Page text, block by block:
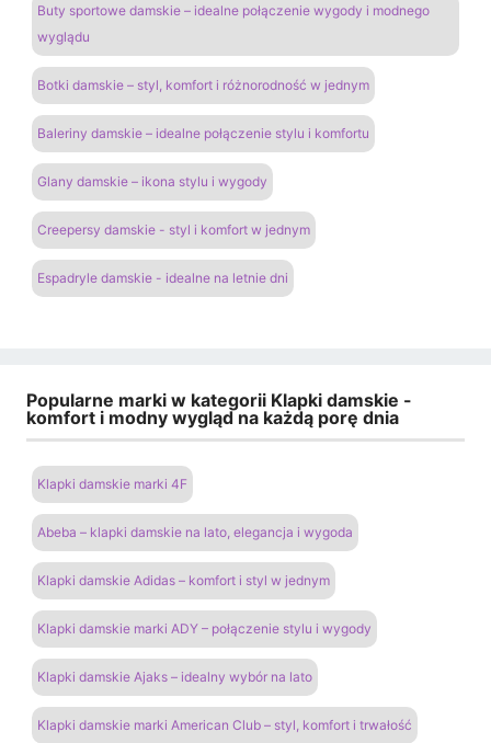
Buty sportowe damskie – idealne połączenie wygody i modnego
wyglądu
Botki damskie – styl, komfort i różnorodność w jednym
Baleriny damskie – idealne połączenie stylu i komfortu
Glany damskie – ikona stylu i wygody
Creepersy damskie - styl i komfort w jednym
Espadryle damskie - idealne na letnie dni
Popularne marki w kategorii Klapki damskie -
komfort i modny wygląd na każdą porę dnia
Klapki damskie marki 4F
Abeba – klapki damskie na lato, elegancja i wygoda
Klapki damskie Adidas – komfort i styl w jednym
Klapki damskie marki ADY – połączenie stylu i wygody
Klapki damskie Ajaks – idealny wybór na lato
Klapki damskie marki American Club – styl, komfort i trwałość